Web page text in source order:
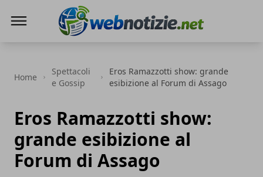
Home
Spettacoli
e Gossip
Eros Ramazzotti show: grande
esibizione al Forum di Assago
Eros Ramazzotti show:
grande esibizione al
Forum di Assago